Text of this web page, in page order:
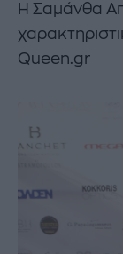
Η Σαμάνθα
Queen.gr